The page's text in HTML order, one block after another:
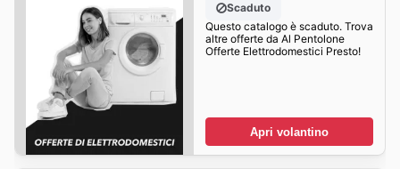
Scaduto
Questo catalogo è scaduto. Trova
altre offerte da Al Pentolone
Offerte Elettrodomestici Presto!
Apri volantino